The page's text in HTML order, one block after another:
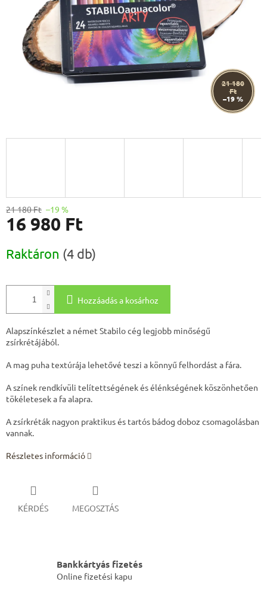
21 180
Ft
–19 %
21 180 Ft –19 %
16 980 Ft
Raktáron (4 db)
Hozzáadás a kosárhoz
Alapszínkészlet a német Stabilo cég legjobb minőségű
zsírkrétájából.
A mag puha textúrája lehetővé teszi a könnyű felhordást a fára.
A színek rendkívüli telítettségének és élénkségének köszönhetően
tökéletesek a fa alapra.
A zsírkréták nagyon praktikus és tartós bádog doboz csomagolásban
vannak.
Részletes információ
KÉRDÉS MEGOSZTÁS
Bankkártyás fizetés
Online fizetési kapu